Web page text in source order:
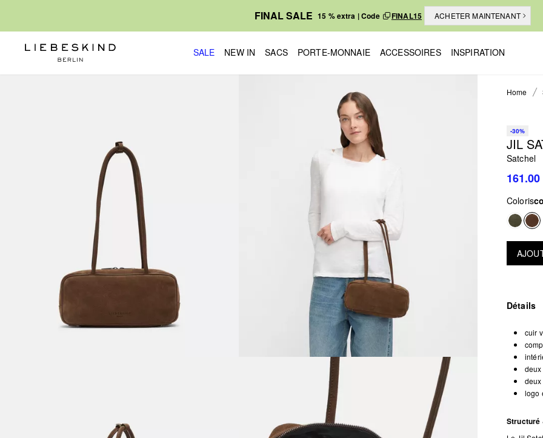
FINAL SALE 15 % extra | Code FINAL15 ACHETER MAINTENANT
SALE NEW IN SACS PORTE-MONNAIE ACCESSOIRES INSPIRATION
Home
-30%
JIL
Satchel
Coloris
Détails
cuir
logo
Structuré